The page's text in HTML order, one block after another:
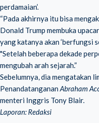
perdamaian’.
“Pada akhirnya itu bisa
Donald Trump membuka
yang katanya akan ‘berfungsi
"Setelah beberapa dekade
mengubah arah sejarah.”
Sebelumnya, dia mengatakan
PenandatangananAbraham
menteri Inggris Tony Blair.
Laporan: Redaksi